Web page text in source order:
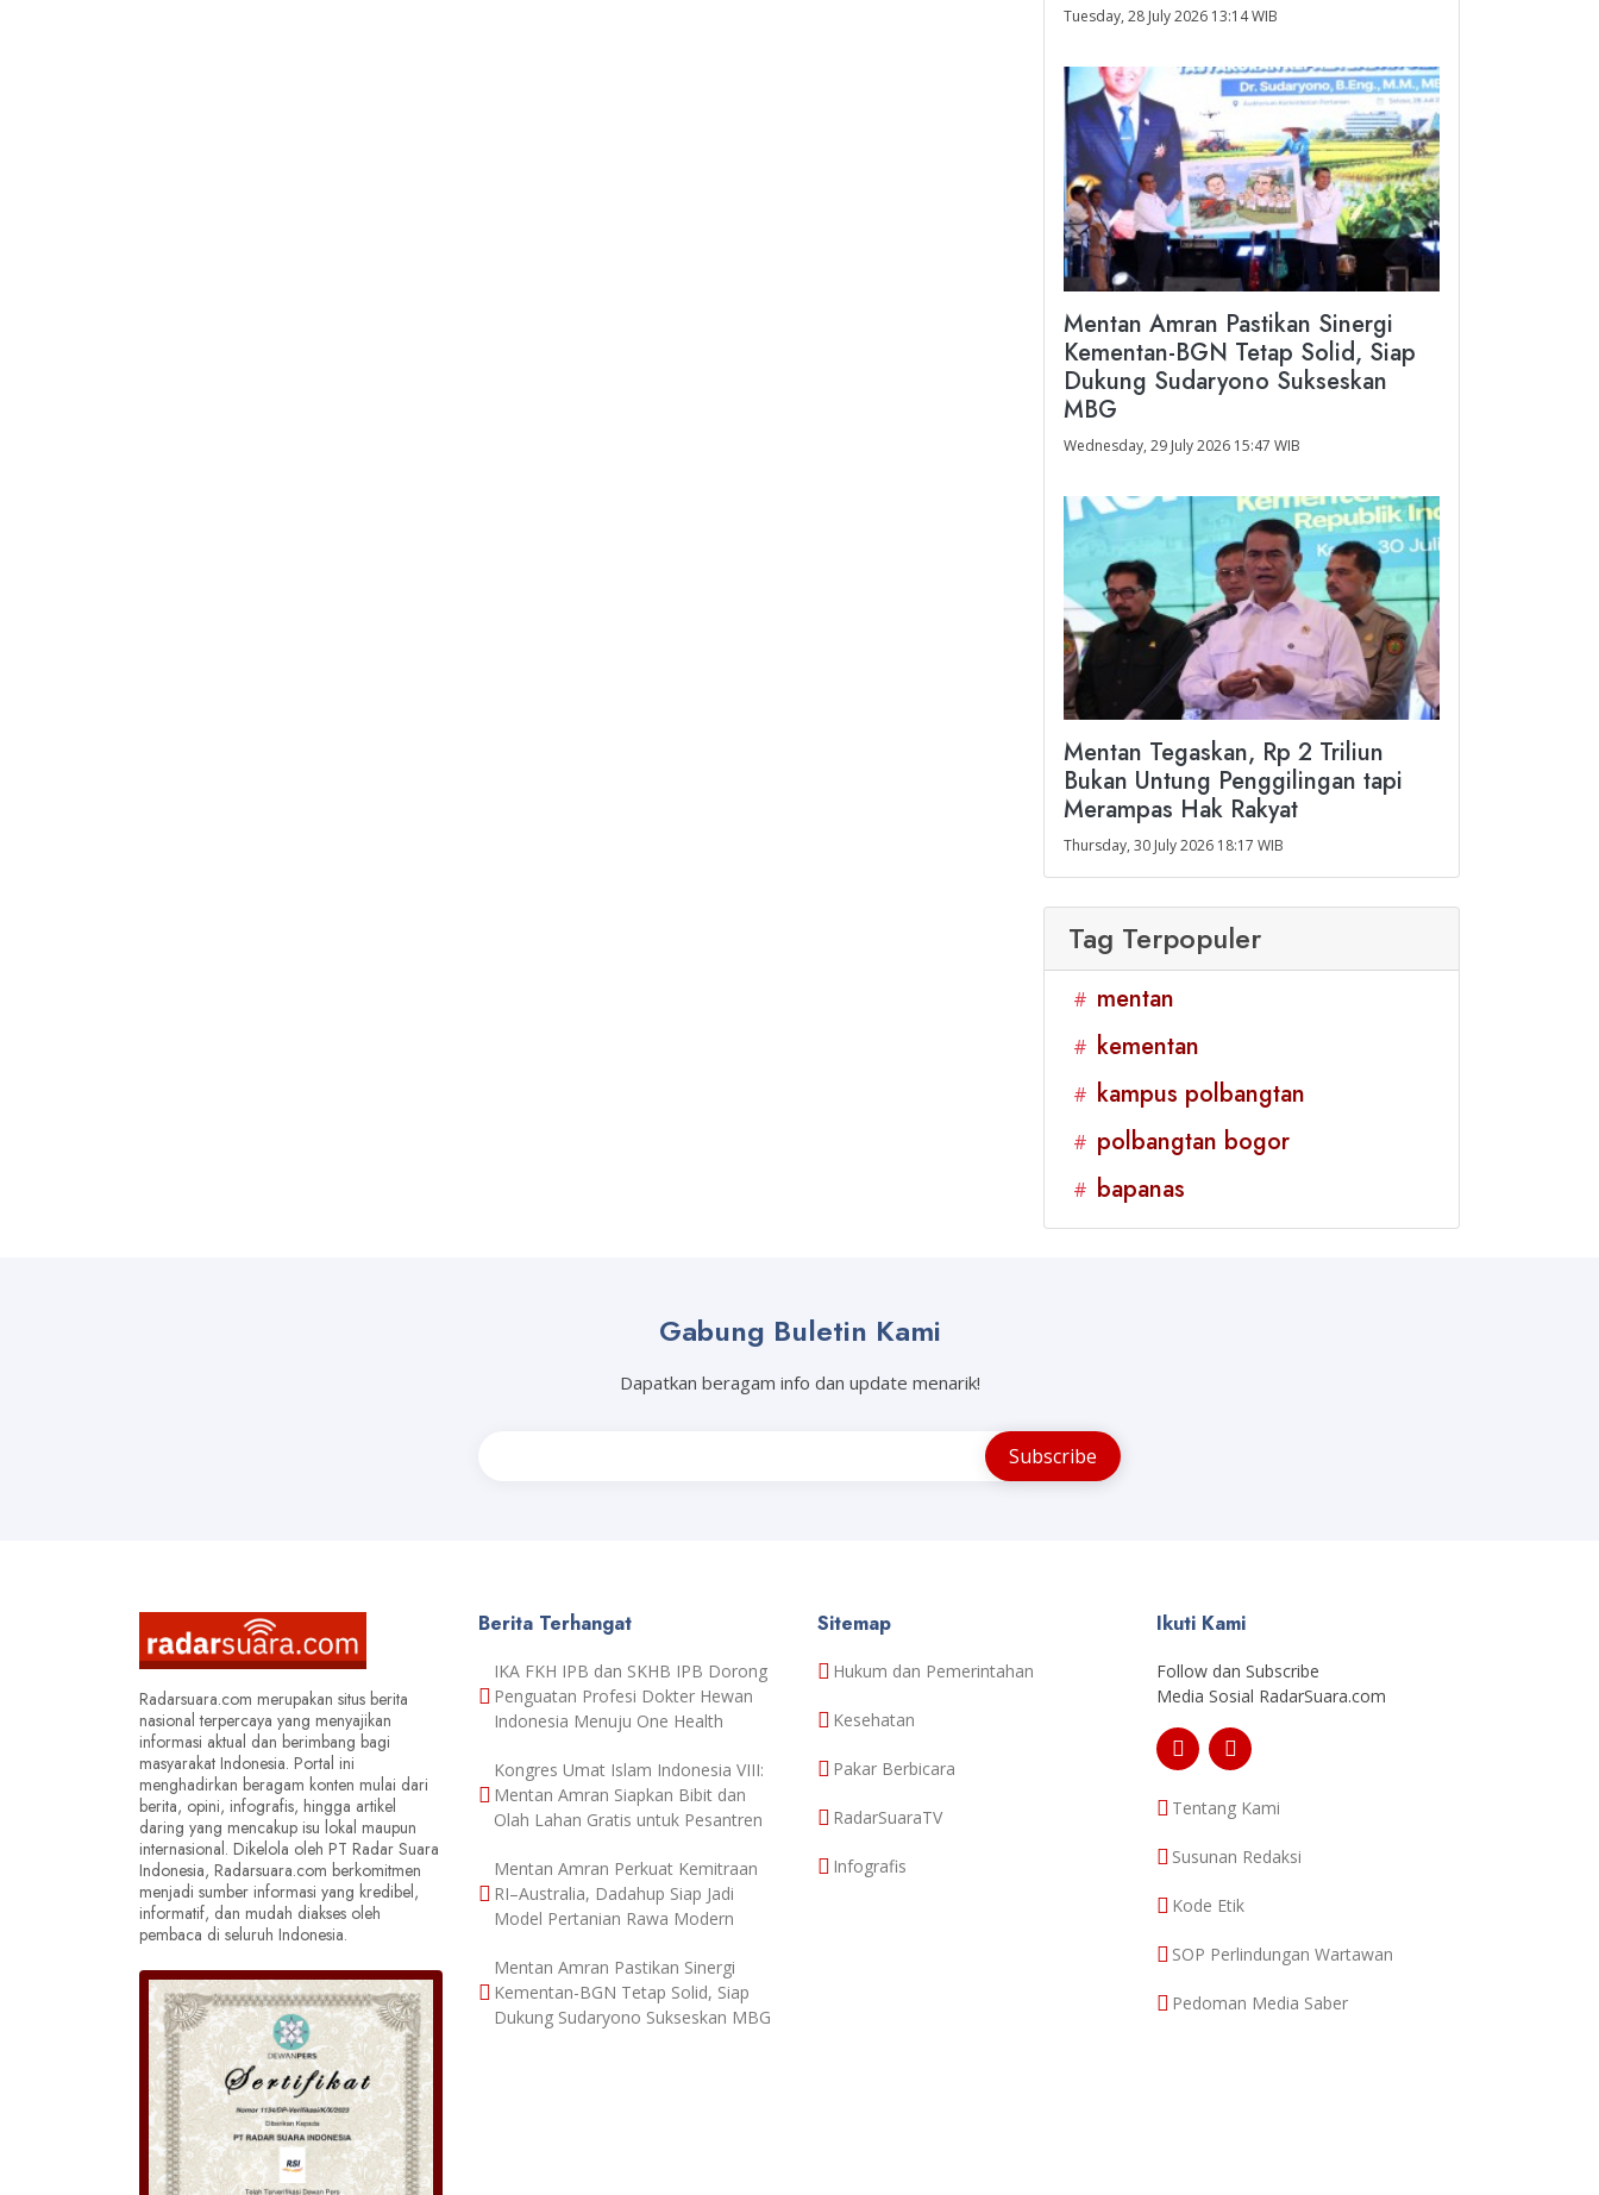
Tuesday, 28 July 2026 13:14 WIB
Mentan Amran Pastikan Sinergi
Kementan-BGN Tetap Solid, Siap
Dukung Sudaryono Sukseskan
MBG
Wednesday, 29 July 2026 15:47 WIB
Mentan Tegaskan, Rp 2 Triliun
Bukan Untung Penggilingan tapi
Merampas Hak Rakyat
Thursday, 30 July 2026 18:17 WIB
Tag Terpopuler
# mentan
# kementan
# kampus polbangtan
# polbangtan bogor
# bapanas
Gabung Buletin Kami
Dapatkan beragam info dan update menarik!
Radarsuara.com merupakan situs berita
nasional terpercaya yang menyajikan
informasi aktual dan berimbang bagi
masyarakat Indonesia. Portal ini
menghadirkan beragam konten mulai dari
berita, opini, infografis, hingga artikel
daring yang mencakup isu lokal maupun
internasional. Dikelola oleh PT Radar Suara
Indonesia, Radarsuara.com berkomitmen
menjadi sumber informasi yang kredibel,
informatif, dan mudah diakses oleh
pembaca di seluruh Indonesia.
Berita Terhangat
IKA FKH IPB dan SKHB IPB Dorong
Penguatan Profesi Dokter Hewan
Indonesia Menuju One Health
Kongres Umat Islam Indonesia VIII:
Mentan Amran Siapkan Bibit dan
Olah Lahan Gratis untuk Pesantren
Mentan Amran Perkuat Kemitraan
RI–Australia, Dadahup Siap Jadi
Model Pertanian Rawa Modern
Mentan Amran Pastikan Sinergi
Kementan-BGN Tetap Solid, Siap
Dukung Sudaryono Sukseskan MBG
Sitemap
Hukum dan Pemerintahan
Kesehatan
Pakar Berbicara
RadarSuaraTV
Infografis
Ikuti Kami
Follow dan Subscribe
Media Sosial RadarSuara.com
Tentang Kami
Susunan Redaksi
Kode Etik
SOP Perlindungan Wartawan
Pedoman Media Saber